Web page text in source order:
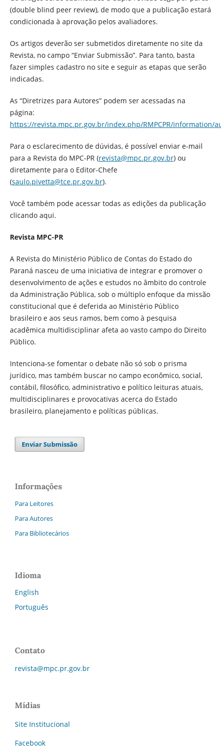
(double blind peer review), de modo que a publicação estará
condicionada à aprovação pelos avaliadores.
Os artigos deverão ser submetidos diretamente no site da
Revista, no campo “Enviar Submissão”. Para tanto, basta
fazer simples cadastro no site e seguir as etapas que serão
indicadas.
As “Diretrizes para Autores” podem ser acessadas na
página:
https://revista.mpc.pr.gov.br/index.php/RMPCPR/information/
Para o esclarecimento de dúvidas, é possível enviar e-mail
para a Revista do MPC-PR (revista@mpc.pr.gov.br) ou
diretamente para o Editor-Chefe
(saulo.pivetta@tce.pr.gov.br).
Você também pode acessar todas as edições da publicação
clicando aqui.
Revista MPC-PR
A Revista do Ministério Público de Contas do Estado do
Paraná nasceu de uma iniciativa de integrar e promover o
desenvolvimento de ações e estudos no âmbito do controle
da Administração Pública, sob o múltiplo enfoque da missão
constitucional que é deferida ao Ministério Público
brasileiro e aos seus ramos, bem como à pesquisa
acadêmica multidisciplinar afeta ao vasto campo do Direito
Público.
Intenciona-se fomentar o debate não só sob o prisma
jurídico, mas também buscar no campo econômico, social,
contábil, filosófico, administrativo e político leituras atuais,
multidisciplinares e provocativas acerca do Estado
brasileiro, planejamento e políticas públicas.
Enviar Submissão
Informações
Para Leitores
Para Autores
Para Bibliotecários
Idioma
English
Português
Contato
revista@mpc.pr.gov.br
Mídias
Site Institucional
Facebook